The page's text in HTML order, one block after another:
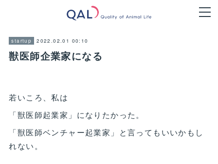
startup 2022.02.01 00:10
獣医師企業家になる
若いころ、私は
「獣医師起業家」になりたかった。
「獣医師ベンチャー起業家」と言ってもいいかもし
れない。